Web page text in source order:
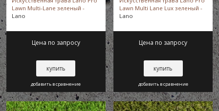
28 мм
Lawn Multi-Lane зеленый -
Lano
Цена по запросу
купить
добавить в сравнение
Lawn Multi Lane Lux зеленый -
Lano
Цена по запросу
купить
добавить в сравнение